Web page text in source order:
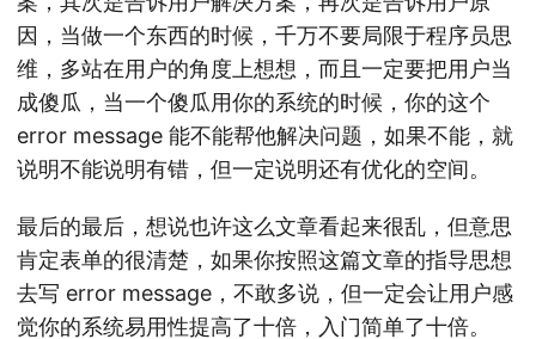
因，当做一个东西的时候，千万不要局限于程序员思
维，多站在用户的角度上想想，而且一定要把用户当
成傻瓜，当一个傻瓜用你的系统的时候，你的这个
error message 能不能帮他解决问题，如果不能，就
说明不能说明有错，但一定说明还有优化的空间。
最后的最后，想说也许这么文章看起来很乱，但意思
肯定表单的很清楚，如果你按照这篇文章的指导思想
去写 error message，不敢多说，但一定会让用户感
觉你的系统易用性提高了十倍，入门简单了十倍。